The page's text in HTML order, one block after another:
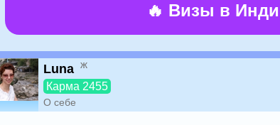
🔥 Визы в
Luna ж
Карма 2455
О себе